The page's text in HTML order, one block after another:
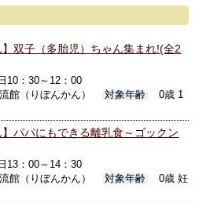
】双子（多胎児）ちゃん集まれ!(全2
10：30～12：00
館（りぼんかん） 対象年齢
0歳 1
】パパにもできる離乳食～ゴックン
13：00～14：30
館（りぼんかん） 対象年齢
0歳 妊